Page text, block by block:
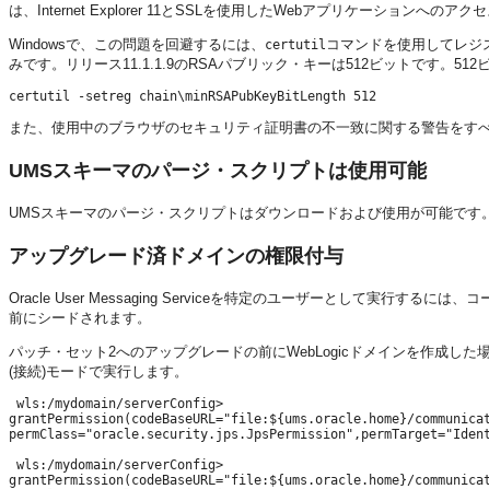
は、Internet Explorer 11とSSLを使用したWebアプリケーションへのアク
Windowsで、この問題を回避するには、 certutil コマンドを使用してレ
みです。リリース11.1.1.9のRSAパブリック・キーは512ビットです。512
また、使用中のブラウザのセキュリティ証明書の不一致に関する警告をす
UMSスキーマのパージ・スクリプトは使用可能
UMSスキーマのパージ・スクリプトはダウンロードおよび使用が可能で
アップグレード済ドメインの権限付与
Oracle User Messaging Serviceを特定のユーザーとして実行するには、
前にシードされます。
パッチ・セット2へのアップグレードの前にWebLogicドメインを作成し
(接続)モードで実行します。
wls:/mydomain/serverConfig>
grantPermission(codeBaseURL="file:${ums.oracle.home}/
wls:/mydomain/serverConfig>
grantPermission(codeBaseURL="file:${ums.oracle.home}/